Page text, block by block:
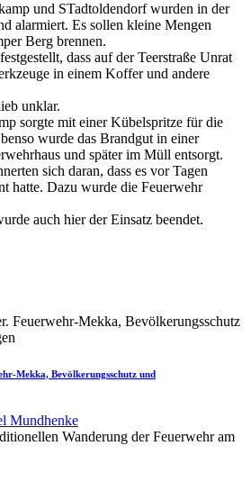
und STadtoldendorf wurden in der
alarmiert. Es sollen kleine Mengen
Berg brennen.
dass auf der Teerstraße Unrat
in einem Koffer und andere
unklar.
sorgte mit einer Kübelspritze für die
wurde das Brandgut in einer
und später im Müll entsorgt.
sich daran, dass es vor Tagen
hatte. Dazu wurde die Feuerwehr
auch hier der Einsatz beendet.
Mekka, Bevölkerungsschutz und
Mundhenke